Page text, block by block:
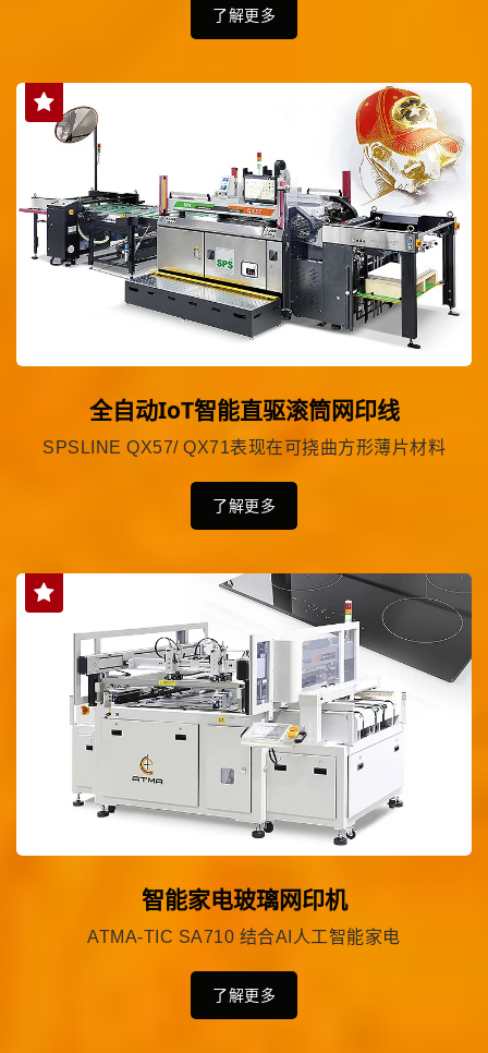
了解更多
全自动IoT智能直驱滚筒网印线
SPSLINE QX57/ QX71表现在可挠曲方形薄片材料
了解更多
智能家电玻璃网印机
ATMA-TIC SA710 结合AI人工智能家电
了解更多